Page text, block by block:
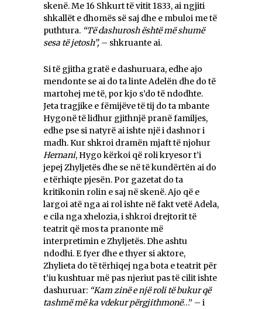
skenë. Me 16 Shkurt të vitit 1833, ai ngjiti
shkallët e dhomës së saj dhe e mbuloi me të
puthtura. “Të dashurosh është më shumë
sesa të jetosh”, – shkruante ai.
Si të gjitha gratë e dashuruara, edhe ajo
mendonte se ai do ta linte Adelën dhe do të
martohej me të, por kjo s’do të ndodhte.
Jeta tragjike e fëmijëve të tij do ta mbante
Hygonë të lidhur gjithnjë pranë familjes,
edhe pse si natyrë ai ishte një i dashnor i
madh. Kur shkroi dramën mjaft të njohur
Hernani, Hygo kërkoi që roli kryesor t’i
jepej Zhyljetës dhe se në të kundërtën ai do
e tërhiqte pjesën. Por gazetat do ta
kritikonin rolin e saj në skenë. Ajo që e
largoi atë nga ai rol ishte në fakt vetë Adela,
e cila nga xhelozia, i shkroi drejtorit të
teatrit që mos ta pranonte më
interpretimin e Zhyljetës. Dhe ashtu
ndodhi. E fyer dhe e thyer si aktore,
Zhylieta do të tërhiqej nga bota e teatrit për
t’iu kushtuar më pas njeriut pas të cilit ishte
dashuruar: “Kam zinë e një roli të bukur që
tashmë më ka vdekur përgjithmonë…” – i